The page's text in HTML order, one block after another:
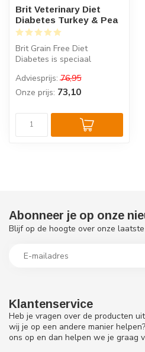
Brit Veterinary Diet
Diabetes Turkey & Pea
Brit Grain Free Diet
Diabetes is speciaal
voor honden met...
Adviesprijs: 76,95
Onze prijs: 73,10
Klantenservice
Heb je vragen over de producten
wij je op een andere manier
ons op en dan helpen we je graag
Abonneer je op onze
Blijf op de hoogte over onze